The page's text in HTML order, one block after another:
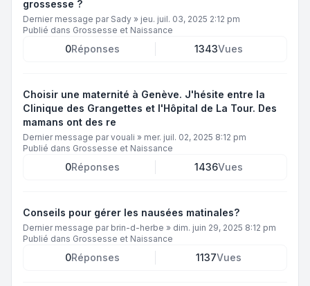
grossesse ?
Dernier message par Sady » jeu. juil. 03, 2025 2:12 pm
Publié dans Grossesse et Naissance
0Réponses 1343Vues
Choisir une maternité à Genève. J'hésite entre la
Clinique des Grangettes et l'Hôpital de La Tour. Des
mamans ont des re
Dernier message parvouali » mer. juil. 02, 2025 8:12 pm
Publié dans Grossesse et Naissance
0Réponses 1436Vues
Conseils pour gérer les nausées matinales?
Dernier message par brin-d-herbe » dim. juin 29, 2025 8:12 pm
Publié dans Grossesse et Naissance
0Réponses 1137Vues